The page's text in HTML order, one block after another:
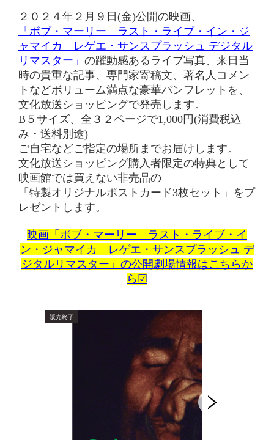
２０２４年２月９日(金)公開の映画、
「ボブ・マーリー ラスト・ライブ・イン・ジ
ャマイカ レゲエ・サンスプラッシュ デジタル
リマスター」 の躍動感あるライブ写真、来日当
時の貴重な記事、専門家寄稿文、著名人コメン
トなどボリューム満点な豪華パンフレットを、
文化放送ショッピングで発売します。
B５サイズ、全３２ページで1,000円(消費税込
み・送料別途)
ご自宅などご指定の場所までお届けします。
文化放送ショッピング購入者限定の特典として
映画館では買えない非売品の
「特製オリジナルポストカード3枚セット」をプ
レゼントします。
映画「ボブ・マーリー ラスト・ライブ・イ
ン・ジャマイカ レゲエ・サンスプラッシュ デ
ジタルリマスター」の公開劇場情報はこちらか
ら☑